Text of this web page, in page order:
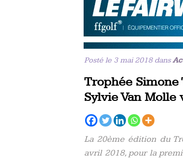
Posté le 3 mai 2018 dans
Trophée
Sylvie Van
La 20ème édition du
avril 2018, pour la